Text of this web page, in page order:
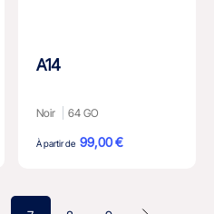
A14
Noir 64 GO
À partir de 99,00 €